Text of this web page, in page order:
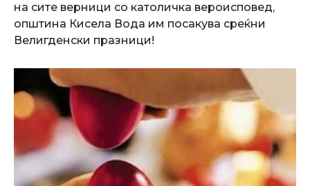
на сите верници со католичка вероисповед,
општина Кисела Вода им посакува среќни
Велигденски празници!